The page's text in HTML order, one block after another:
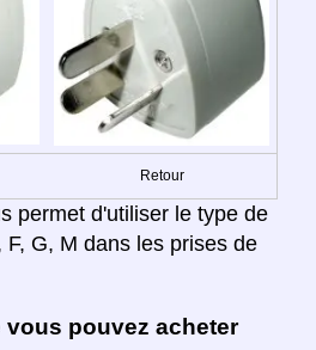
Retour
permet d'utiliser le type de
G, M dans les prises de
vous pouvez acheter